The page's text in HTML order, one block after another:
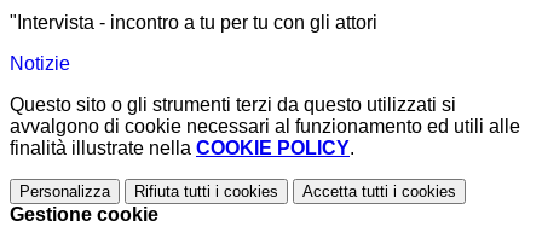
"Intervista - incontro a tu per tu con gli attori
Notizie
Questo sito o gli strumenti terzi da questo utilizzati si
avvalgono di cookie necessari al funzionamento ed utili alle
finalità illustrate nella COOKIE POLICY.
Personalizza Rifiuta tutti i cookies Accetta tutti i cookies
Gestione cookie